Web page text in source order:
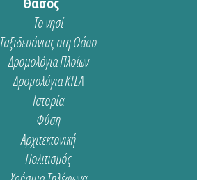
Το νησί
Ταξιδευόντας στη Θάσο
Δρομολόγια Πλοίων
Δρομολόγια ΚΤΕΛ
Ιστορία
Φύση
Αρχιτεκτονική
Πολιτισμός